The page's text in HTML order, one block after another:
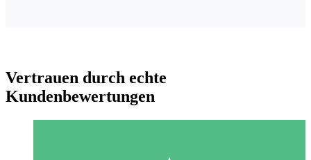
Vertrauen durch echte
Kundenbewertungen